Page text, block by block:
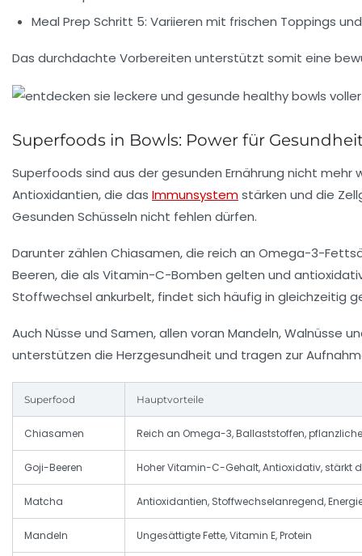
Meal Prep Schritt 5: Variieren mit frischen Toppings
Das durchdachte Vorbereiten unterstützt somit eine
Superfoods in Bowls: Power für
Superfoods sind aus der gesunden Ernährung nicht
Antioxidantien, die das Immunsystemstärken und die
Gesunden Schüsseln nicht fehlen dürfen.
Darunter zählen Chiasamen, die reich an Omega-3-
Beeren, die als Vitamin-C-Bomben gelten und
Stoffwechsel ankurbelt, findet sich häufig in gleichzeitig
Auch Nüsse und Samen, allen voran Mandeln, Walnüsse
unterstützen die Herzgesundheit und tragen zur
Superfood Hauptvorteile
Chiasamen Reich an Omega-3, Ballaststoffen,
Goji-Beeren Hoher Vitamin-C-Gehalt, Antioxidativ, stärkt
Matcha Antioxidantien, Stoffwechselanregend,
Mandeln Ungesättigte Fette, Vitamin E, Protein